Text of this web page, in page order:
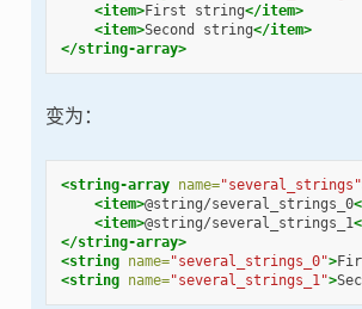
<item>First string</item>
<item>Second string</item>
</string-array>
变为：
<string-array name="several_strings"
<item>@string/several_strings_0
<item>@string/several_strings_1
</string-array>
<string name="several_strings_0">
<string name="several_strings_1">